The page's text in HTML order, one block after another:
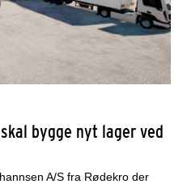
bygge nyt lager ved
A/S fra Rødekro der